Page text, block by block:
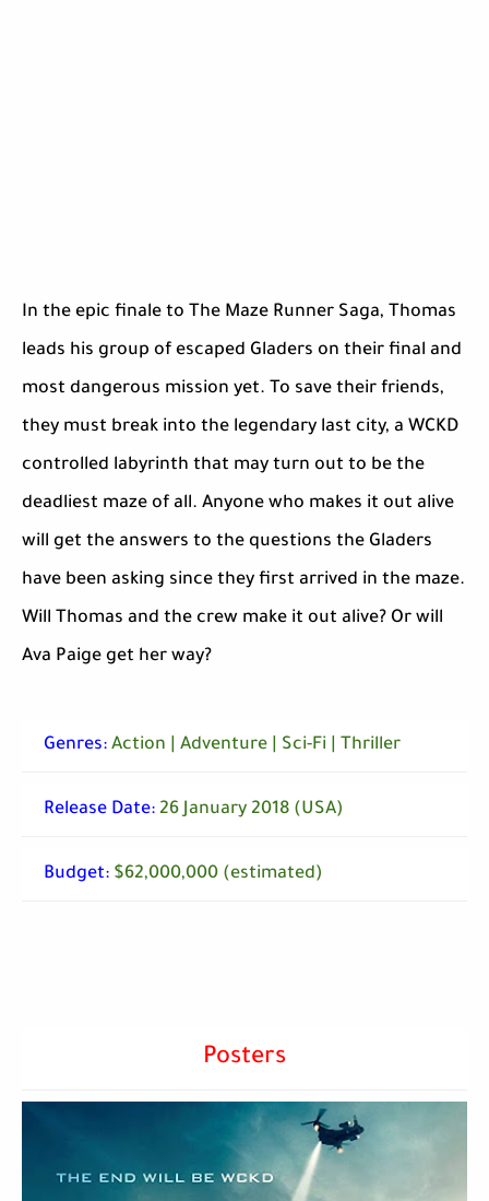
In the epic finale to The Maze Runner Saga, Thomas
leads his group of escaped Gladers on their final and
most dangerous mission yet. To save their friends,
they must break into the legendary last city, a WCKD
controlled labyrinth that may turn out to be the
deadliest maze of all. Anyone who makes it out alive
will get the answers to the questions the Gladers
have been asking since they first arrived in the maze.
Will Thomas and the crew make it out alive? Or will
Ava Paige get her way?
Genres: Action | Adventure | Sci-Fi | Thriller
Release Date: 26 January 2018 (USA)
Budget: $62,000,000 (estimated)
Posters